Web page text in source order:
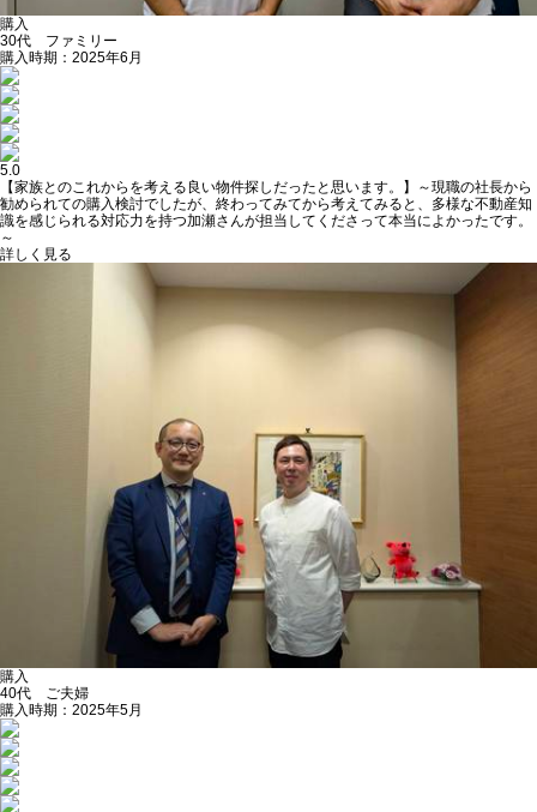
購入
30代 ファミリー
購入時期：2025年6月
5.0
【家族とのこれからを考える良い物件探しだったと思います。】～現職の社長から
勧められての購入検討でしたが、終わってみてから考えてみると、多様な不動産知
識を感じられる対応力を持つ加瀬さんが担当してくださって本当によかったです。
～
詳しく見る
購入
40代 ご夫婦
購入時期：2025年5月